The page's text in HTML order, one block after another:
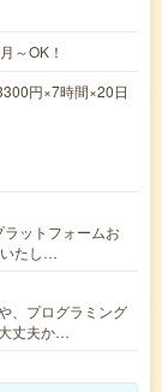
～OK！
円×7時間×20日
ットフォームお
いたし…
、プログラミング
丈夫か…